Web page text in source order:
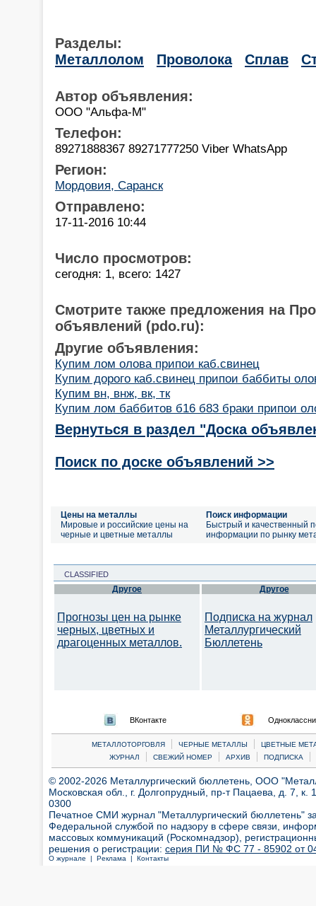
Разделы:
Металлолом
Проволока Сплав
Автор объявления:
ООО "Альфа-М"
Телефон:
89271888367 89271777250 Viber WhatsApp
Регион:
Мордовия, Саранск
Отправлено:
17-11-2016 10:44
Число просмотров:
сегодня: 1, всего: 1427
Смотрите также предложения на
объявлений (pdo.ru):
Другие объявления:
Купим лом олова припои каб.свинец
Купим дорого каб.свинец припои баббиты
Купим вн, внж, вк, тк
Купим лом баббитов б16 б83 браки припои
Вернуться в раздел "Доска
Поиск по доске объявлений >>
Цены на металлы
Мировые и российские цены на
черные и цветные металлы
Поиск информации
Быстрый и качественный
информации по рынку
CLASSIFIED
Другое
Прогнозы цен на рынке
черных, цветных и
драгоценных металлов.
Другое
Подписка на журнал
Металлургический
Бюллетень
ВКонтакте
МЕТАЛЛОТОРГОВЛЯ | ЧЕРНЫЕ МЕТАЛЛЫ |
ЦВЕТНЫЕ
ЖУРНАЛ
| СВЕЖИЙ НОМЕР | АРХИВ | ПОДПИСКА |
© 2002-2026 Металлургический бюллетень, ООО
Московская обл., г. Долгопрудный, пр-т Пацаева, д. 7,
0300
Печатное СМИ журнал "Металлургический бюллетень"
Федеральной службой по надзору в сфере связи,
массовых коммуникаций (Роскомнадзор),
решения о регистрации: серия ПИ № ФС 77 - 85902 от 04
О журнале | Реклама | Контакты